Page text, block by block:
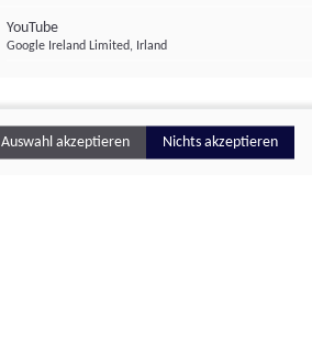
YouTube
Google Ireland Limited, Irland
Auswahl akzeptieren Nichts akzeptieren